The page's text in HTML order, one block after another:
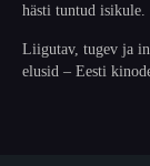
hästi tuntud isikule.
Liigutav, tugev ja
elusid – Eesti